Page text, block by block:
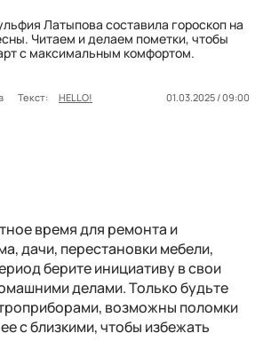
Латыпова составила гороскоп на
Читаем и делаем пометки, чтобы
с максимальным комфортом.
Текст: HELLO!
01.03.2025 / 09:00
время для ремонта и
дачи, перестановки мебели,
берите инициативу в свои
делами. Только будьте
возможны поломки
с близкими, чтобы избежать